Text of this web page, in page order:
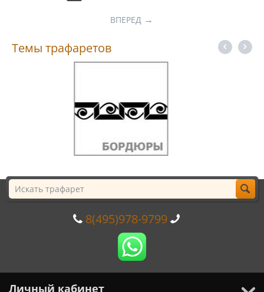
ВПЕРЕД
Темы трафаретов
8(495)978-9799
Личный кабинет